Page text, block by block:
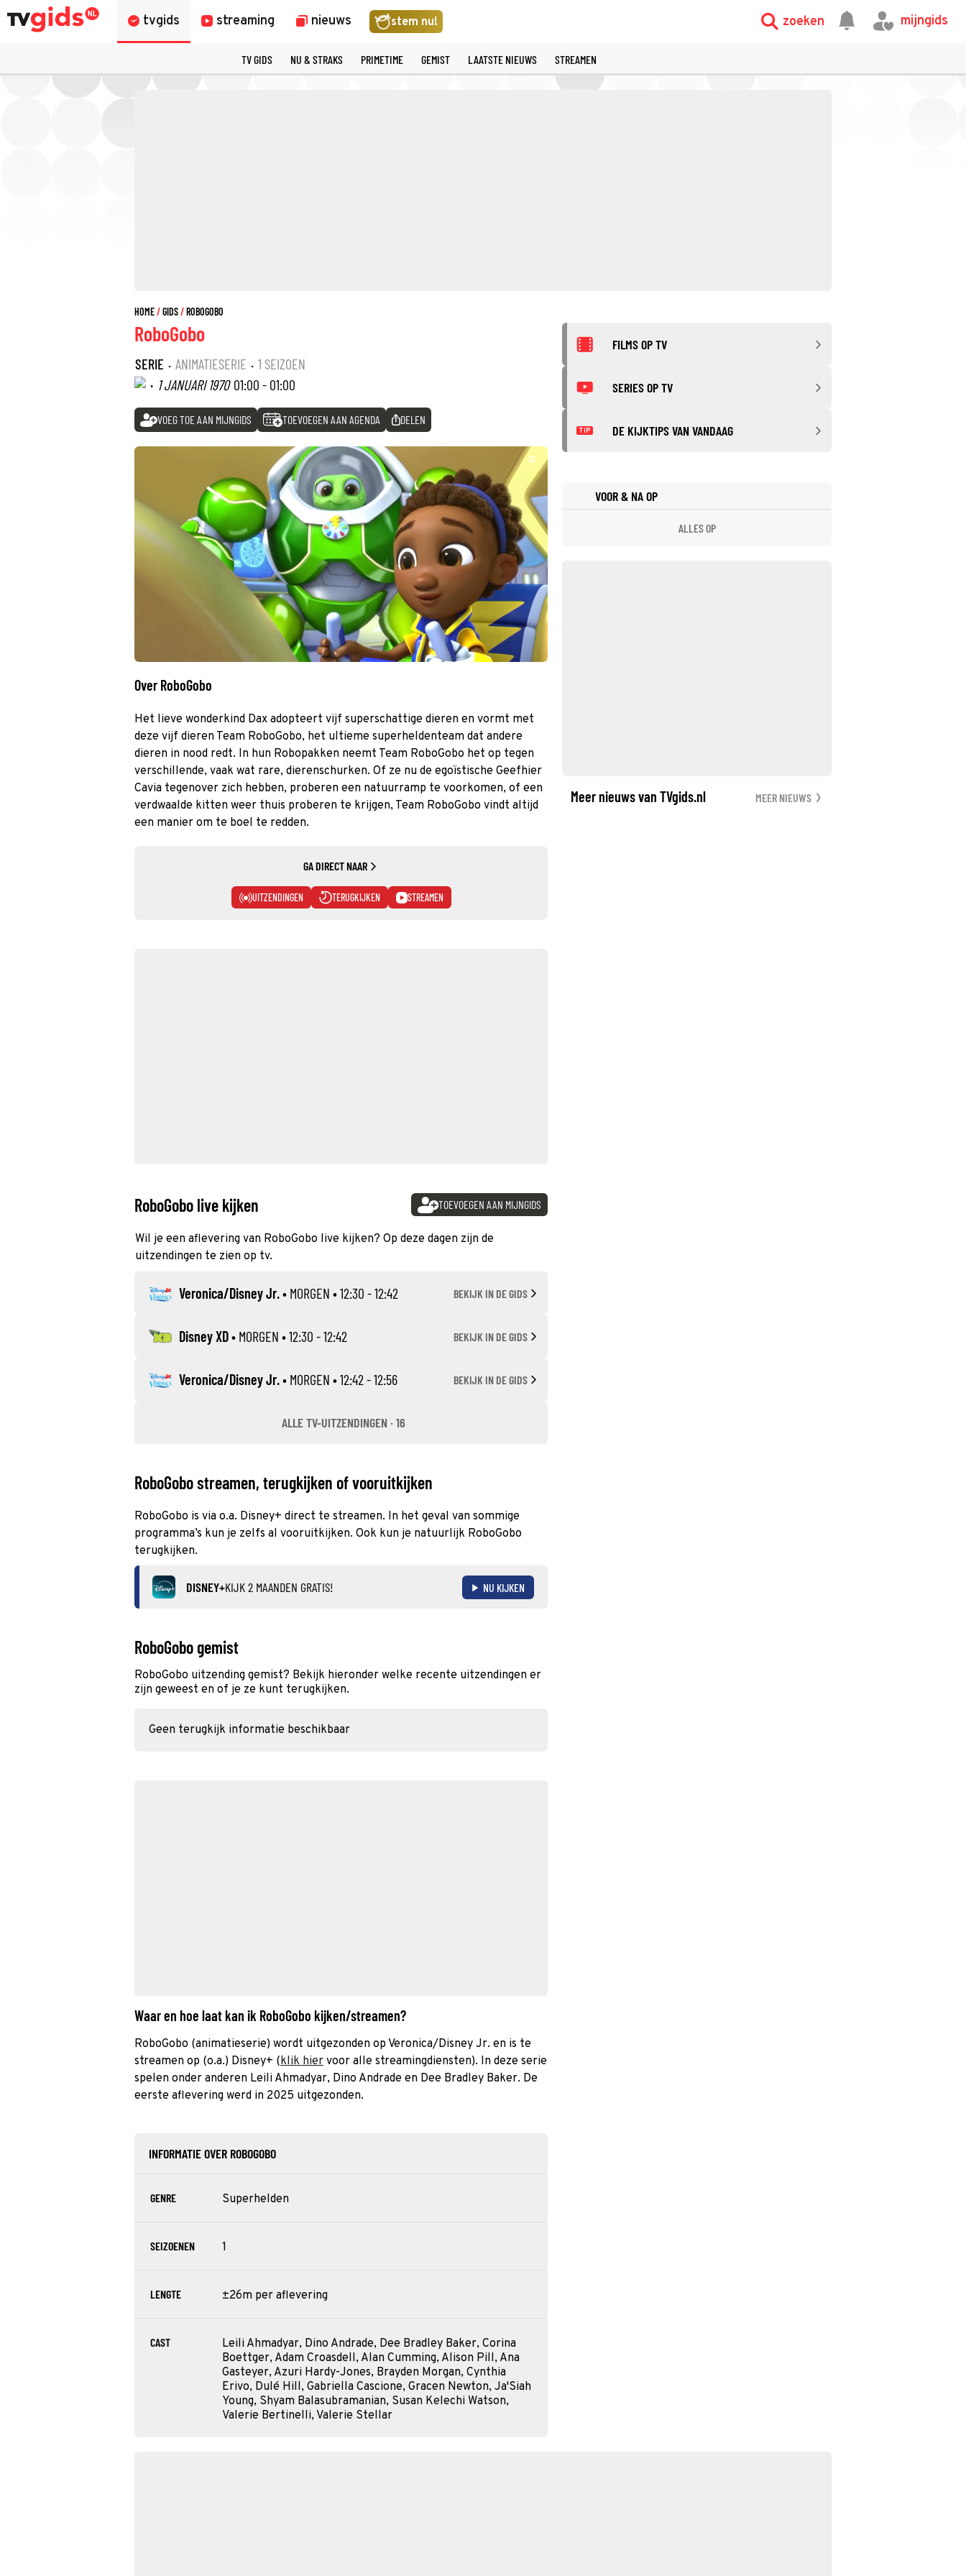
tvgids streaming nieuws stem nu! zoeken mijngids
TV GIDS NU & STRAKS PRIMETIME GEMIST LAATSTE NIEUWS STREAMEN
HOME GIDS ROBOGOBO
RoboGobo
SERIE · ANIMATIESERIE · 1 SEIZOEN
· 1 JANUARI 1970 01:00 - 01:00
VOEG TOE AAN MIJNGIDS TOEVOEGEN AAN AGENDA DELEN
©
Over RoboGobo
Het lieve wonderkind Dax adopteert vijf superschattige dieren en vormt met
deze vijf dieren Team RoboGobo, het ultieme superheldenteam dat andere
dieren in nood redt. In hun Robopakken neemt Team RoboGobo het op tegen
verschillende, vaak wat rare, dierenschurken. Of ze nu de egoïstische Geefhier
Cavia tegenover zich hebben, proberen een natuurramp te voorkomen, of een
verdwaalde kitten weer thuis proberen te krijgen, Team RoboGobo vindt altijd
een manier om te boel te redden.
GA DIRECT NAAR
UITZENDINGEN TERUGKIJKEN STREAMEN
RoboGobo live kijken TOEVOEGEN AAN MIJNGIDS
Wil je een aflevering van RoboGobo live kijken? Op deze dagen zijn de
uitzendingen te zien op tv.
Veronica/Disney Jr.• MORGEN • 12:30 - 12:42 BEKIJK IN DE GIDS
Disney XD• MORGEN • 12:30 - 12:42 BEKIJK IN DE GIDS
Veronica/Disney Jr.• MORGEN • 12:42 - 12:56 BEKIJK IN DE GIDS
ALLE TV-UITZENDINGEN · 16
RoboGobo streamen, terugkijken of vooruitkijken
RoboGobo is via o.a. Disney+ direct te streamen. In het geval van sommige
programma’s kun je zelfs al vooruitkijken. Ook kun je natuurlijk RoboGobo
terugkijken.
DISNEY+KIJK 2 MAANDEN GRATIS! NU KIJKEN
RoboGobo gemist
RoboGobo uitzending gemist? Bekijk hieronder welke recente uitzendingen er
zijn geweest en of je ze kunt terugkijken.
Geen terugkijk informatie beschikbaar
Waar en hoe laat kan ik RoboGobo kijken/streamen?
RoboGobo (animatieserie) wordt uitgezonden op Veronica/Disney Jr. en is te
streamen op (o.a.) Disney+ (klik hier voor alle streamingdiensten). In deze serie
spelen onder anderen Leili Ahmadyar, Dino Andrade en Dee Bradley Baker. De
eerste aflevering werd in 2025 uitgezonden.
INFORMATIE OVER ROBOGOBO
GENRE Superhelden
SEIZOENEN 1
LENGTE ±26m per aflevering
CAST
Leili Ahmadyar, Dino Andrade, Dee Bradley Baker, Corina
Boettger, Adam Croasdell, Alan Cumming, Alison Pill, Ana
Gasteyer, Azuri Hardy-Jones, Brayden Morgan, Cynthia
Erivo, Dulé Hill, Gabriella Cascione, Gracen Newton, Ja'Siah
Young, Shyam Balasubramanian, Susan Kelechi Watson,
Valerie Bertinelli, Valerie Stellar
FILMS OP TV
SERIES OP TV
TIP DE KIJKTIPS VAN VANDAAG
VOOR & NA OP
ALLES OP
Meer nieuws van TVgids.nl MEER NIEUWS